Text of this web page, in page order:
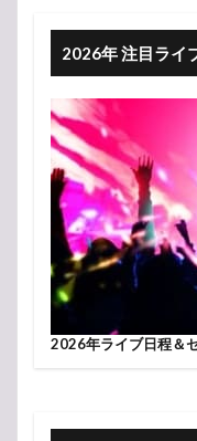
2026年 注目ライ
2026年ライブ日程＆